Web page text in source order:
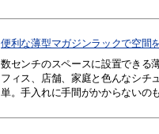
便利な薄型マガジンラックで空間
数センチのスペースに設置できる
フィス、店舗、家庭と色んなシチ
単。手入れに手間がかからないの